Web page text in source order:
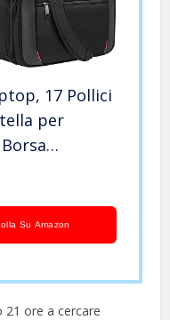
17 Pollici
per
Borsa
Nero
Su Amazon
21 ore a cercare